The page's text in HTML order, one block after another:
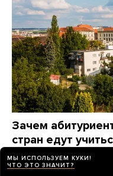
Зачем
стран едут
Это дорого? А
что говорят они
МЫ ИСПОЛЬЗУЕМ КУКИ!
ЧТО ЭТО ЗНАЧИТ?